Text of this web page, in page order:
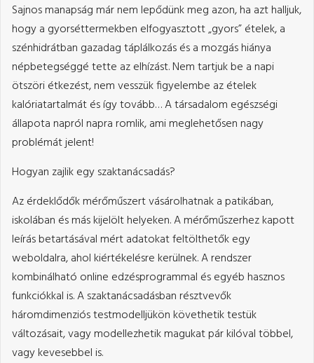
Sajnos manapság már nem lepődünk meg azon, ha azt halljuk,
hogy a gyorséttermekben elfogyasztott „gyors” ételek, a
szénhidrátban gazadag táplálkozás és a mozgás hiánya
népbetegséggé tette az elhízást. Nem tartjuk be a napi
ötszöri étkezést, nem vesszük figyelembe az ételek
kalóriatartalmát és így tovább… A társadalom egészségi
állapota napról napra romlik, ami meglehetősen nagy
problémát jelent!
Hogyan zajlik egy szaktanácsadás?
Az érdeklődők mérőműszert vásárolhatnak a patikában,
iskolában és más kijelölt helyeken. A mérőműszerhez kapott
leírás betartásával mért adatokat feltölthetők egy
weboldalra, ahol kiértékelésre kerülnek. A rendszer
kombinálható online edzésprogrammal és egyéb hasznos
funkciókkal is. A szaktanácsadásban résztvevők
háromdimenziós testmodelljükön követhetik testük
változásait, vagy modellezhetik magukat pár kilóval többel,
vagy kevesebbel is.